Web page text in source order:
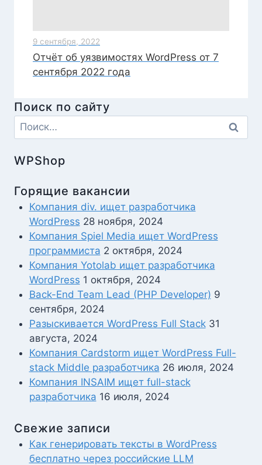
9 сентября, 2022
Отчёт об уязвимостях WordPress от 7
сентября 2022 года
Поиск по сайту
Найти:
WPShop
Горящие вакансии
Компания div. ищет разработчика
WordPress 28 ноября, 2024
Компания Spiel Media ищет WordPress
программиста 2 октября, 2024
Компания Yotolab ищет разработчика
WordPress 1 октября, 2024
Back-End Team Lead (PHP Developer) 9
сентября, 2024
Разыскивается WordPress Full Stack 31
августа, 2024
Компания Cardstorm ищет WordPress Full-
stack Middle разработчика 26 июля, 2024
Компания INSAIM ищет full-stack
разработчика 16 июля, 2024
Свежие записи
Как генерировать тексты в WordPress
бесплатно через российские LLM